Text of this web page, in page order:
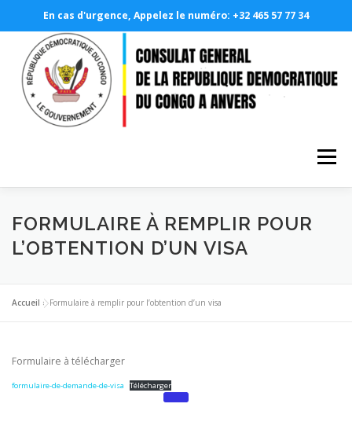
En cas d'urgence, Appelez le numéro: +32 465 57 77 34
Menu
A PROPOS LE CONSULAT GÉNÉRAL
FORMULAIRE À REMPLIR POUR
L’OBTENTION D’UN VISA
Accueil »Formulaire à remplir pour l’obtention d’un visa
Formulaire à télécharger
formulaire-de-demande-de-visa Télécharger